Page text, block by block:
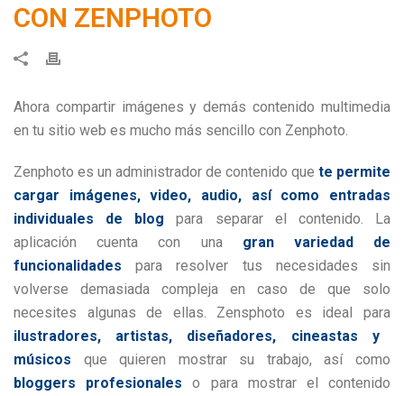
CON ZENPHOTO
Ahora compartir imágenes y demás contenido multimedia
en tu sitio web es mucho más sencillo con Zenphoto.
Zenphoto es un administrador de contenido que te permite
cargar imágenes, video, audio, así como entradas
individuales de blog para separar el contenido. La
aplicación cuenta con una gran variedad de
funcionalidades para resolver tus necesidades sin
volverse demasiada compleja en caso de que solo
necesites algunas de ellas. Zensphoto es ideal para
ilustradores, artistas, diseñadores, cineastas y
músicos que quieren mostrar su trabajo, así como
bloggers profesionales o para mostrar el contenido